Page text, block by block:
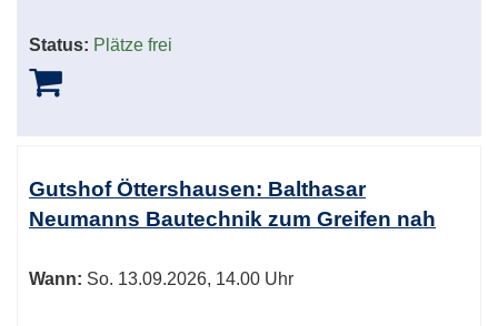
Status: Plätze frei
Gutshof Öttershausen: Balthasar
Neumanns Bautechnik zum Greifen nah
Wann: So. 13.09.2026, 14.00 Uhr